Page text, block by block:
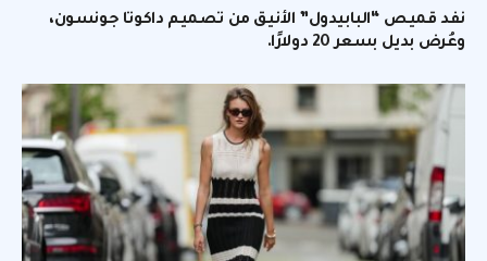
نفد قميص “البابيدول” الأنيق من تصميم داكوتا جونسون،
وعُرض بديل بسعر 20 دولارًا.